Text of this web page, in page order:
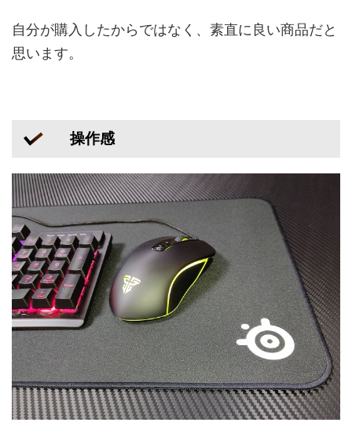
自分が購入したからではなく、素直に良い商品だと
思います。
操作感